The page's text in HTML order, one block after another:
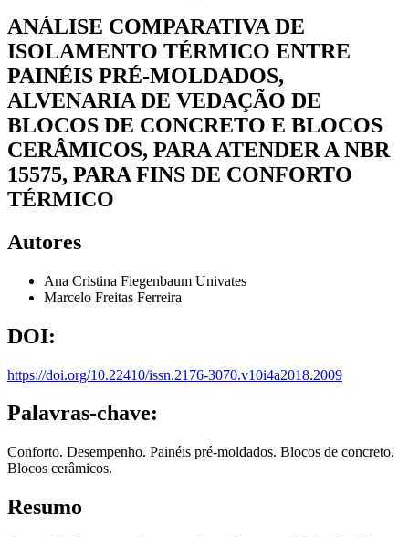
ANÁLISE COMPARATIVA DE
ISOLAMENTO TÉRMICO ENTRE
PAINÉIS PRÉ-MOLDADOS,
ALVENARIA DE VEDAÇÃO DE
BLOCOS DE CONCRETO E BLOCOS
CERÂMICOS, PARA ATENDER A NBR
15575, PARA FINS DE CONFORTO
TÉRMICO
Autores
Ana Cristina Fiegenbaum Univates
Marcelo Freitas Ferreira
DOI:
https://doi.org/10.22410/issn.2176-3070.v10i4a2018.2009
Palavras-chave:
Conforto. Desempenho. Painéis pré-moldados. Blocos de concreto.
Blocos cerâmicos.
Resumo